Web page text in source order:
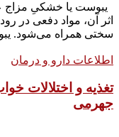
یبوست یا خشکیِ مزاج
اثر آن، مواد دفعی در
سختی همراه می‌شود.
اطلاعات دارو و درمان
تغذیه و اختلالات
جهرمی